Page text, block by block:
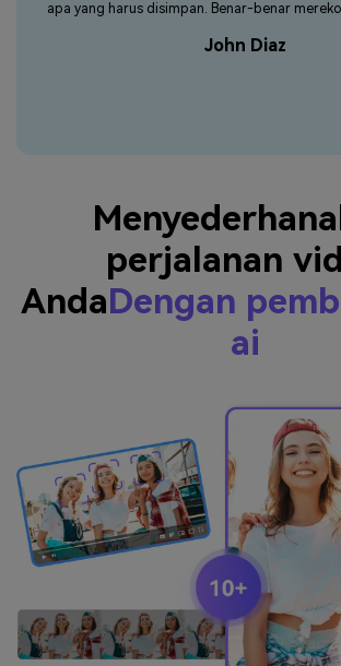
apa yang harus disimpan. Benar-benar
John Diaz
perjalanan
AndaDengan
ai